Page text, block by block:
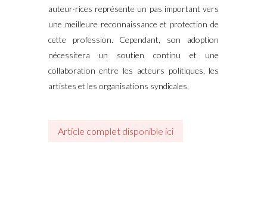
auteur·rices représente un pas important vers
une meilleure reconnaissance et protection de
cette profession. Cependant, son adoption
nécessitera un soutien continu et une
collaboration entre les acteurs politiques, les
artistes et les organisations syndicales.
Article complet disponible ici